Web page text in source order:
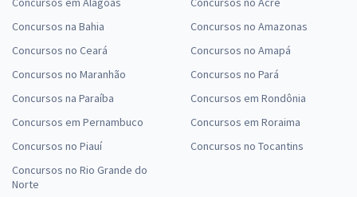
Concursos na Bahia
Concursos no Ceará
Concursos no Maranhão
Concursos na Paraíba
Concursos em Pernambuco
Concursos no Piauí
Concursos no Rio Grande do
Norte
Concursos no Amazonas
Concursos no Amapá
Concursos no Pará
Concursos em Rondônia
Concursos em Roraima
Concursos no Tocantins